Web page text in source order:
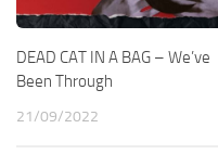
DEAD CAT IN A BAG – We’ve
Been Through
21/09/2022